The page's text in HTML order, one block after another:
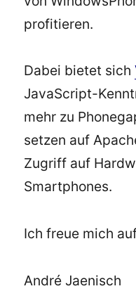
profitieren.
Dabei bietet sich
JavaScript-
mehr zu
setzen auf
Zugriff auf
Smartphones.
Ich freue mich
André Jaenisch